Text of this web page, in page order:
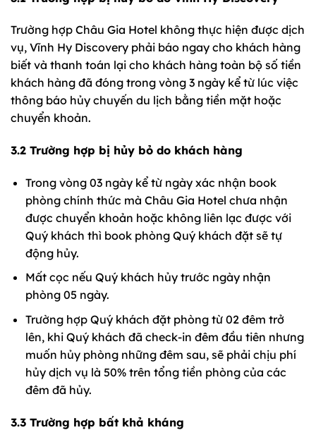
Trường hợp Châu Gia Hotel không thực hiện được dịch
vụ, Vĩnh Hy Discovery phải báo ngay cho khách hàng
biết và thanh toán lại cho khách hàng toàn bộ số tiền
khách hàng đã đóng trong vòng 3 ngày kể từ lúc việc
thông báo hủy chuyến du lịch bằng tiền mặt hoặc
chuyển khoản.
3.2 Trường hợp bị hủy bỏ do khách hàng
Trong vòng 03 ngày kể từ ngày xác nhận book
phòng chính thức mà Châu Gia Hotel chưa nhận
được chuyển khoản hoặc không liên lạc được với
Quý khách thì book phòng Quý khách đặt sẽ tự
động hủy.
Mất cọc nếu Quý khách hủy trước ngày nhận
phòng 05 ngày.
Trường hợp Quý khách đặt phòng từ 02 đêm trở
lên, khi Quý khách đã check-in đêm đầu tiên nhưng
muốn hủy phòng những đêm sau, sẽ phải chịu phí
hủy dịch vụ là 50% trên tổng tiền phòng của các
đêm đã hủy.
3.3 Trường hợp bất khả kháng